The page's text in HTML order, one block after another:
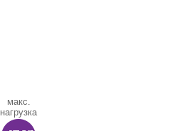
макс.
нагрузка